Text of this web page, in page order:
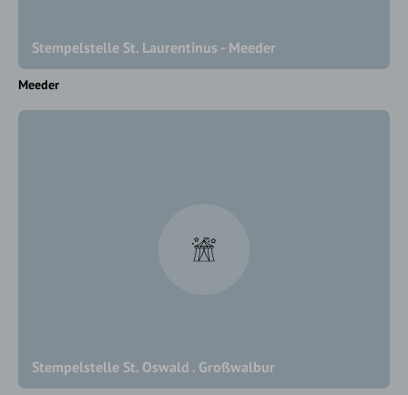
Stempelstelle St. Laurentinus - Meeder
Meeder
Stempelstelle St. Oswald . Großwalbur